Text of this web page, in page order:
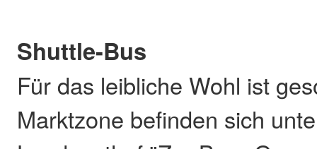
Shuttle-Bus
Für das leibliche Wohl ist
Marktzone befinden sich